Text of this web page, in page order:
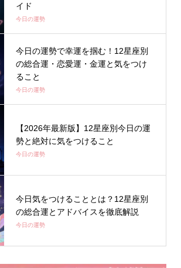
イド
今日の運勢
今日の運勢で幸運を掴む！12星座別
の総合運・恋愛運・金運と気をつけ
ること
今日の運勢
【2026年最新版】12星座別今日の運
勢と絶対に気をつけること
今日の運勢
今日気をつけることとは？12星座別
の総合運とアドバイスを徹底解説
今日の運勢